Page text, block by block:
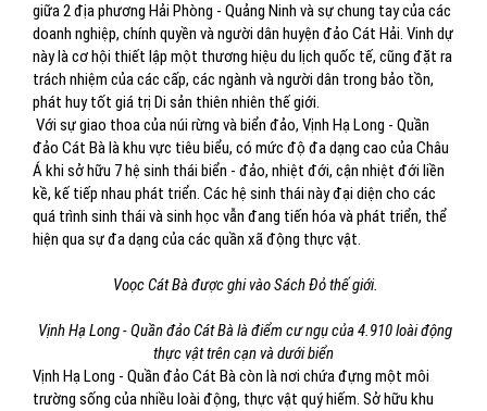
giữa 2 địa phương Hải Phòng - Quảng Ninh và sự chung tay của các
doanh nghiệp, chính quyền và người dân huyện đảo Cát Hải. Vinh dự
này là cơ hội thiết lập một thương hiệu du lịch quốc tế, cũng đặt ra
trách nhiệm của các cấp, các ngành và người dân trong bảo tồn,
phát huy tốt giá trị Di sản thiên nhiên thế giới.
Với sự giao thoa của núi rừng và biển đảo, Vịnh Hạ Long - Quần
đảo Cát Bà là khu vực tiêu biểu, có mức độ đa dạng cao của Châu
Á khi sở hữu 7 hệ sinh thái biển - đảo, nhiệt đới, cận nhiệt đới liền
kề, kế tiếp nhau phát triển. Các hệ sinh thái này đại diện cho các
quá trình sinh thái và sinh học vẫn đang tiến hóa và phát triển, thể
hiện qua sự đa dạng của các quần xã động thực vật.
Voọc Cát Bà được ghi vào Sách Đỏ thế giới.
Vịnh Hạ Long - Quần đảo Cát Bà là điểm cư ngụ của 4.910 loài động
thực vật trên cạn và dưới biển
Vịnh Hạ Long - Quần đảo Cát Bà còn là nơi chứa đựng một môi
trường sống của nhiều loài động, thực vật quý hiếm. Sở hữu khu